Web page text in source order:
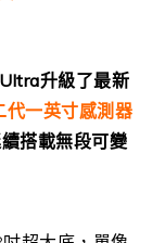
升級了最新
代一英寸感測器
搭載無段可變